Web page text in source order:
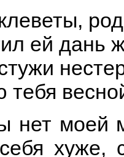
ей дань
тебя
нет моей
хуже,